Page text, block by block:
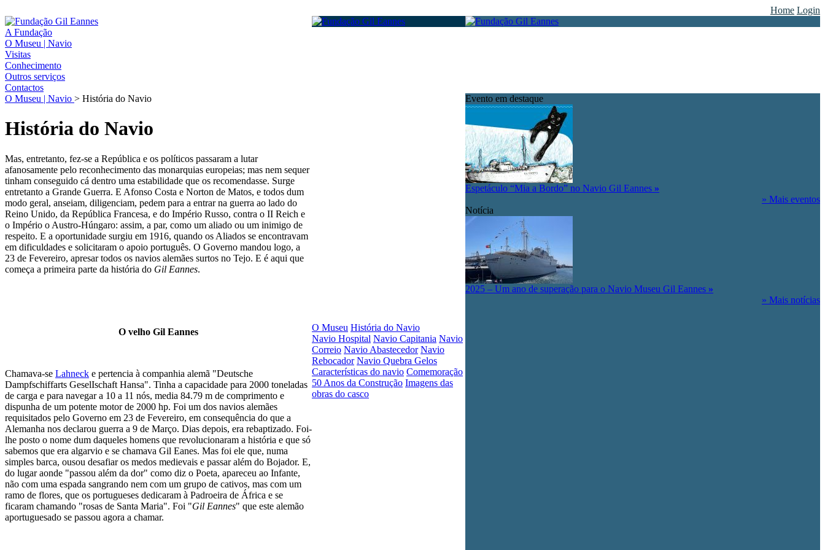
Home Login
A Fundação
O Museu | Navio
Visitas
Conhecimento
Outros serviços
Contactos
O Museu | Navio > História do Navio
História do Navio
Mas, entretanto, fez-se a República e os políticos passaram a lutar
afanosamente pelo reconhecimento das monarquias europeias; mas nem sequer
tinham conseguido cá dentro uma estabilidade que os recomendasse. Surge
entretanto a Grande Guerra. E Afonso Costa e Norton de Matos, e todos dum
modo geral, anseiam, diligenciam, pedem para a entrar na guerra ao lado do
Reino Unido, da República Francesa, e do Império Russo, contra o II Reich e
o Império o Austro-Húngaro: assim, a par, como um aliado ou um inimigo de
respeito. E a oportunidade surgiu em 1916, quando os Aliados se encontravam
em dificuldades e solicitaram o apoio português. O Governo mandou logo, a
23 de Fevereiro, apresar todos os navios alemães surtos no Tejo. E é aqui que
começa a primeira parte da história do Gil Eannes.
O velho Gil Eannes
Chamava-se Lahneck e pertencia à companhia alemã "Deutsche
Dampfschiffarts GeselIschaft Hansa". Tinha a capacidade para 2000 toneladas
de carga e para navegar a 10 a 11 nós, media 84.79 m de comprimento e
dispunha de um potente motor de 2000 hp. Foi um dos navios alemães
requisitados pelo Governo em 23 de Fevereiro, em consequência do que a
Alemanha nos declarou guerra a 9 de Março. Dias depois, era rebaptizado. Foi-
lhe posto o nome dum daqueles homens que revolucionaram a história e que só
sabemos que era algarvio e se chamava Gil Eanes. Mas foi ele que, numa
simples barca, ousou desafiar os medos medievais e passar além do Bojador. E,
do lugar aonde "passou além da dor" como diz o Poeta, apareceu ao Infante,
não com uma espada sangrando nem com um grupo de cativos, mas com um
ramo de flores, que os portugueses dedicaram à Padroeira de África e se
ficaram chamando "rosas de Santa Maria". Foi "Gil Eannes" que este alemão
aportuguesado se passou agora a chamar.
O Museu História do Navio
Navio Hospital Navio Capitania Navio
Correio Navio Abastecedor Navio
Rebocador Navio Quebra Gelos
Características do navio Comemoração
50 Anos da Construção Imagens das
obras do casco
Evento em destaque
Espetáculo “Mia a Bordo” no Navio Gil Eannes »
» Mais eventos
Notícia
2025 – Um ano de superação para o Navio Museu Gil Eannes »
» Mais notícias